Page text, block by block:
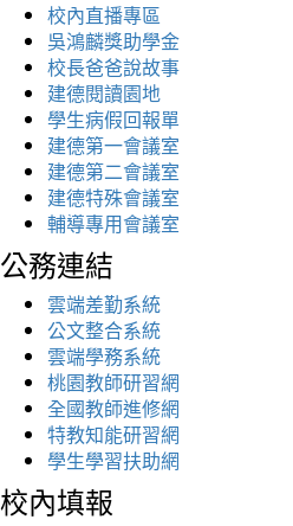
校內直播專區
吳鴻麟獎助學金
校長爸爸說故事
建德閱讀園地
學生病假回報單
建德第一會議室
建德第二會議室
建德特殊會議室
輔導專用會議室
公務連結
雲端差勤系統
公文整合系統
雲端學務系統
桃園教師研習網
全國教師進修網
特教知能研習網
學生學習扶助網
校內填報